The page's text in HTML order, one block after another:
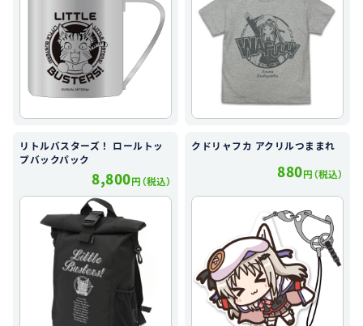
リトルバスターズ！ ロールトッ
プバックパック
8,800円（税込）
クドリャフカ アクリルつままれ
880円（税込）